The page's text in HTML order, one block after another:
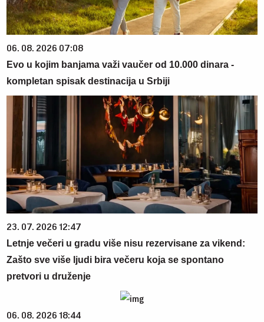
06. 08. 2026 07:08
Evo u kojim banjama važi vaučer od 10.000 dinara -
kompletan spisak destinacija u Srbiji
23. 07. 2026 12:47
Letnje večeri u gradu više nisu rezervisane za vikend:
Zašto sve više ljudi bira večeru koja se spontano
pretvori u druženje
06. 08. 2026 18:44